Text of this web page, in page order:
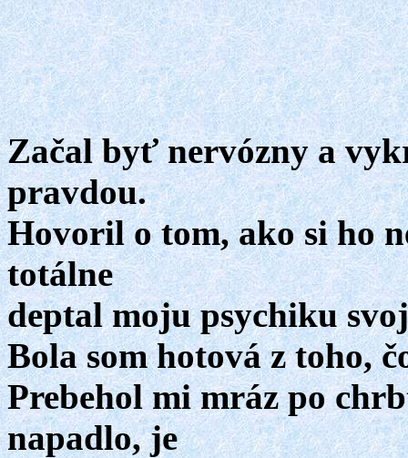
Začal byť nervózny a
pravdou.
Hovoril o tom, ako si ho
totálne
deptal moju psychiku
Bola som hotová z toho,
Prebehol mi mráz po
napadlo, je